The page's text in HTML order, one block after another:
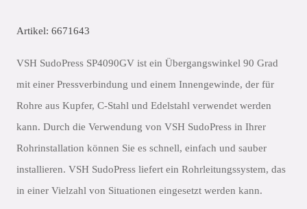
Artikel: 6671643
VSH SudoPress SP4090GV ist ein Übergangswinkel 90 Grad
mit einer Pressverbindung und einem Innengewinde, der für
Rohre aus Kupfer, C-Stahl und Edelstahl verwendet werden
kann. Durch die Verwendung von VSH SudoPress in Ihrer
Rohrinstallation können Sie es schnell, einfach und sauber
installieren. VSH SudoPress liefert ein Rohrleitungssystem, das
in einer Vielzahl von Situationen eingesetzt werden kann.